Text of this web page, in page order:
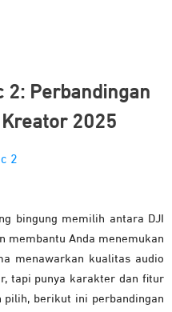
2: Perbandingan
2025
bingung memilih antara DJI
membantu Anda menemukan
menawarkan kualitas audio
tapi punya karakter dan fitur
pilih, berikut ini perbandingan